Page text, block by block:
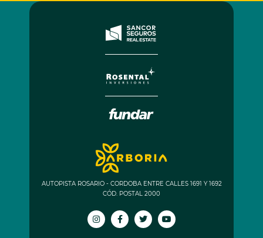
AUTOPISTA ROSARIO - CORDOBA ENTRE CALLES 1691 Y 1692
CÓD. POSTAL 2000